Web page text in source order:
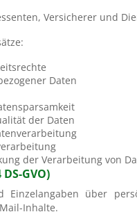
Versicherer und
Daten
der Daten
der Verarbeitung von
GVO)
Einzelangaben über
Inhalte.